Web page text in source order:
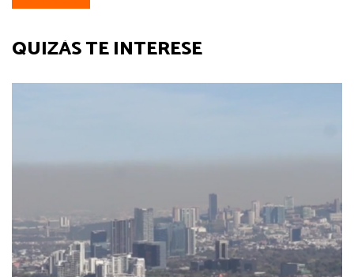
QUIZÁS TE INTERESE